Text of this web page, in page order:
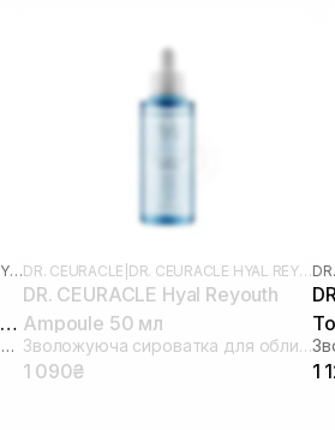
DR. CEURACLE HYAL REYOUTH
Зволожуючий сонцезахисний крем для обличчя з гіалуроновою кислотою
DR. CEURACLE DR. CEURACLE HYAL REYOUTH
DR. CEURACLE Hyal Reyouth
Ampoule 50 мл
Зволожуюча сироватка для обличчя
1 090₴ 1